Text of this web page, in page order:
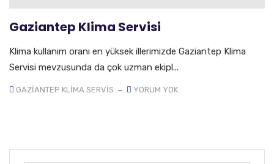
Gaziantep Klima Servisi
Klima kullanım oranı en yüksek illerimizde Gaziantep Klima
Servisi mevzusunda da çok uzman ekipl...
GAZIANTEP KLIMA SERVIS YORUM YOK